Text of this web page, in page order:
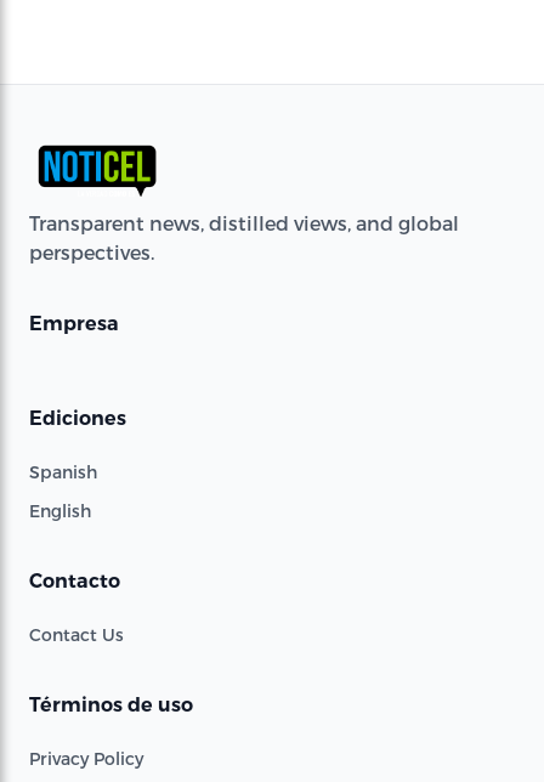
Transparent news, distilled views, and global
perspectives.
Empresa
Ediciones
Spanish
English
Contacto
Contact Us
Términos de uso
Privacy Policy